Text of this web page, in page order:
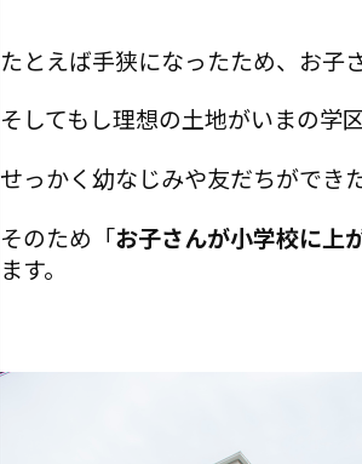
たとえば手狭になったため、お子
そしてもし理想の土地がいまの
せっかく幼なじみや友だちができ
そのため「お子さんが小学校に上
ます。